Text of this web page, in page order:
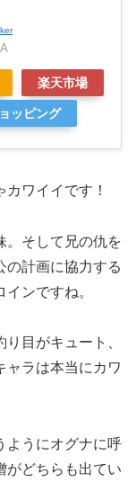
楽天市場
ッピング
カワイイです！
。そして兄の仇を
の計画に協力する
ンですね。
り目がキュート、
ャラは本当にカワ
ようにオグナに呼
がどちらも出てい